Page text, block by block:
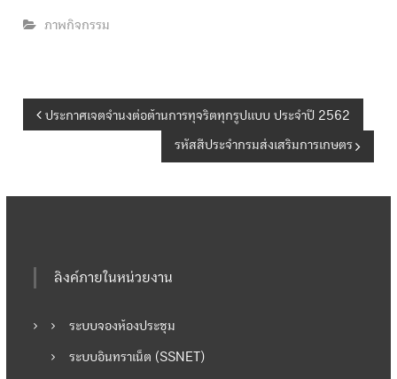
ภาพกิจกรรม
แ
ะ
น
ว
ประกาศเจตจำนงต่อต้านการทุจริตทุกรูปแบบ ประจำปี 2562
รหัสสีประจำกรมส่งเสริมการเกษตร
ลิงค์ภายในหน่วยงาน
ระบบจองห้องประชุม
ระบบอินทราเน็ต (SSNET)